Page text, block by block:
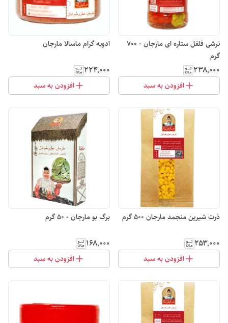
ترشی فلفل ستاره ای مارجان - 700
گرم
۲۳۸٬۰۰۰
افزودن به سبد
ادویه گرام ماسالا مارجان
۲۲۴٬۰۰۰
افزودن به سبد
ذرت شیرین منجمد مارجان 500 گرم
۲۵۳٬۰۰۰
افزودن به سبد
برگ بو مارجان - 50 گرم
۱۶۸٬۰۰۰
افزودن به سبد